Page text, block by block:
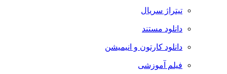
تیتراژ سریال
دانلود مستند
دانلود کارتون و انیمیشن
فیلم آموزشی